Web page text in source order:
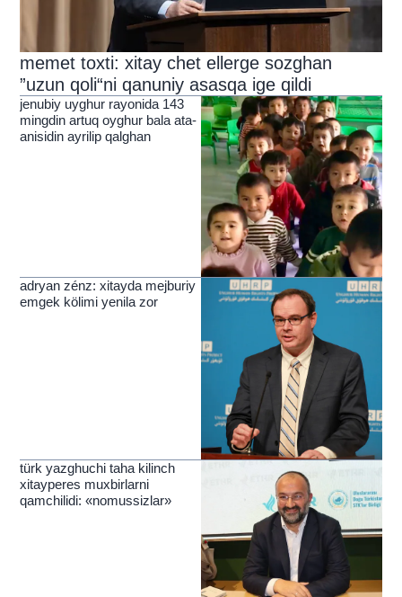
memet toxti: xitay chet ellerge sozghan
”uzun qoli“ni qanuniy asasqa ige qildi
jenubiy uyghur rayonida 143
mingdin artuq oyghur bala ata-
anisidin ayrilip qalghan
adryan zénz: xitayda mejburiy
emgek kölimi yenila zor
türk yazghuchi taha kilinch
xitayperes muxbirlarni
qamchilidi: «nomussizlar»